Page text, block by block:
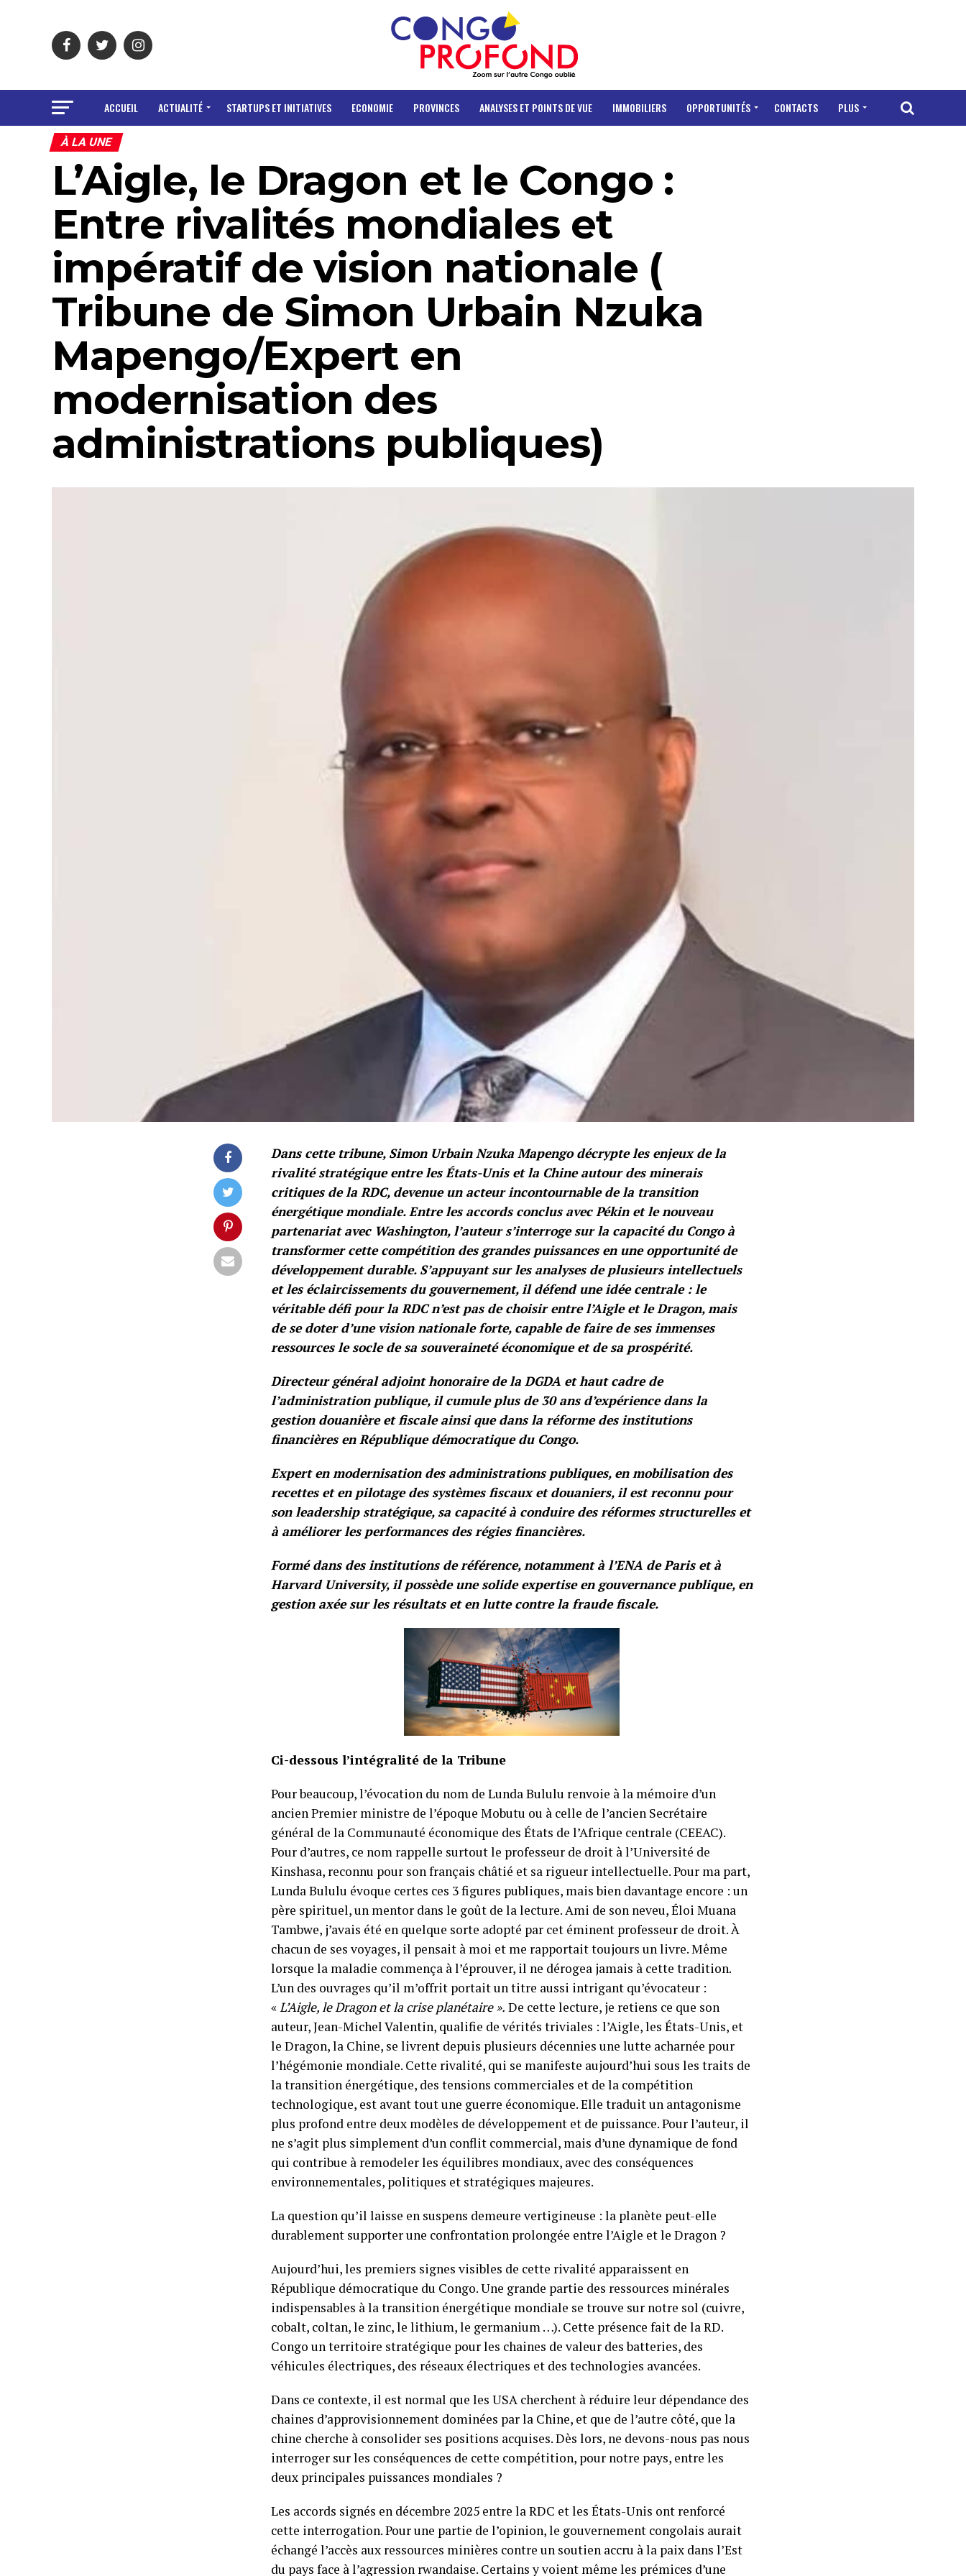
ACCUEIL ACTUALITÉ STARTUPS ET INITIATIVES ECONOMIE PROVINCES ANALYSES ET POINTS DE VUE IMMOBILIERS OPPORTUNITÉS CONTACTS PLUS
À LA UNE
L’Aigle, le Dragon et le Congo :
Entre rivalités mondiales et
impératif de vision nationale (
Tribune de Simon Urbain Nzuka
Mapengo/Expert en
modernisation des
administrations publiques)
Dans cette tribune, Simon Urbain Nzuka Mapengo décrypte les enjeux de la
rivalité stratégique entre les États-Unis et la Chine autour des minerais
critiques de la RDC, devenue un acteur incontournable de la transition
énergétique mondiale. Entre les accords conclus avec Pékin et le nouveau
partenariat avec Washington, l’auteur s’interroge sur la capacité du Congo à
transformer cette compétition des grandes puissances en une opportunité de
développement durable. S’appuyant sur les analyses de plusieurs intellectuels
et les éclaircissements du gouvernement, il défend une idée centrale : le
véritable défi pour la RDC n’est pas de choisir entre l’Aigle et le Dragon, mais
de se doter d’une vision nationale forte, capable de faire de ses immenses
ressources le socle de sa souveraineté économique et de sa prospérité.
Directeur général adjoint honoraire de la DGDA et haut cadre de
l’administration publique, il cumule plus de 30 ans d’expérience dans la
gestion douanière et fiscale ainsi que dans la réforme des institutions
financières en République démocratique du Congo.
Expert en modernisation des administrations publiques, en mobilisation des
recettes et en pilotage des systèmes fiscaux et douaniers, il est reconnu pour
son leadership stratégique, sa capacité à conduire des réformes structurelles et
à améliorer les performances des régies financières.
Formé dans des institutions de référence, notamment à l’ENA de Paris et à
Harvard University, il possède une solide expertise en gouvernance publique, en
gestion axée sur les résultats et en lutte contre la fraude fiscale.
Ci-dessous l’intégralité de la Tribune
Pour beaucoup, l’évocation du nom de Lunda Bululu renvoie à la mémoire d’un
ancien Premier ministre de l’époque Mobutu ou à celle de l’ancien Secrétaire
général de la Communauté économique des États de l’Afrique centrale (CEEAC).
Pour d’autres, ce nom rappelle surtout le professeur de droit à l’Université de
Kinshasa, reconnu pour son français châtié et sa rigueur intellectuelle. Pour ma part,
Lunda Bululu évoque certes ces 3 figures publiques, mais bien davantage encore : un
père spirituel, un mentor dans le goût de la lecture. Ami de son neveu, Éloi Muana
Tambwe, j’avais été en quelque sorte adopté par cet éminent professeur de droit. À
chacun de ses voyages, il pensait à moi et me rapportait toujours un livre. Même
lorsque la maladie commença à l’éprouver, il ne dérogea jamais à cette tradition.
L’un des ouvrages qu’il m’offrit portait un titre aussi intrigant qu’évocateur :
«L’Aigle, le Dragon et la crise planétaire ». De cette lecture, je retiens ce que son
auteur, Jean-Michel Valentin, qualifie de vérités triviales : l’Aigle, les États-Unis, et
le Dragon, la Chine, se livrent depuis plusieurs décennies une lutte acharnée pour
l’hégémonie mondiale. Cette rivalité, qui se manifeste aujourd’hui sous les traits de
la transition énergétique, des tensions commerciales et de la compétition
technologique, est avant tout une guerre économique. Elle traduit un antagonisme
plus profond entre deux modèles de développement et de puissance. Pour l’auteur, il
ne s’agit plus simplement d’un conflit commercial, mais d’une dynamique de fond
qui contribue à remodeler les équilibres mondiaux, avec des conséquences
environnementales, politiques et stratégiques majeures.
La question qu’il laisse en suspens demeure vertigineuse : la planète peut-elle
durablement supporter une confrontation prolongée entre l’Aigle et le Dragon ?
Aujourd’hui, les premiers signes visibles de cette rivalité apparaissent en
République démocratique du Congo. Une grande partie des ressources minérales
indispensables à la transition énergétique mondiale se trouve sur notre sol (cuivre,
cobalt, coltan, le zinc, le lithium, le germanium …). Cette présence fait de la RD.
Congo un territoire stratégique pour les chaines de valeur des batteries, des
véhicules électriques, des réseaux électriques et des technologies avancées.
Dans ce contexte, il est normal que les USA cherchent à réduire leur dépendance des
chaines d’approvisionnement dominées par la Chine, et que de l’autre côté, que la
chine cherche à consolider ses positions acquises. Dès lors, ne devons-nous pas nous
interroger sur les conséquences de cette compétition, pour notre pays, entre les
deux principales puissances mondiales ?
Les accords signés en décembre 2025 entre la RDC et les États-Unis ont renforcé
cette interrogation. Pour une partie de l’opinion, le gouvernement congolais aurait
échangé l’accès aux ressources minières contre un soutien accru à la paix dans l’Est
du pays face à l’agression rwandaise. Certains y voient même les prémices d’une